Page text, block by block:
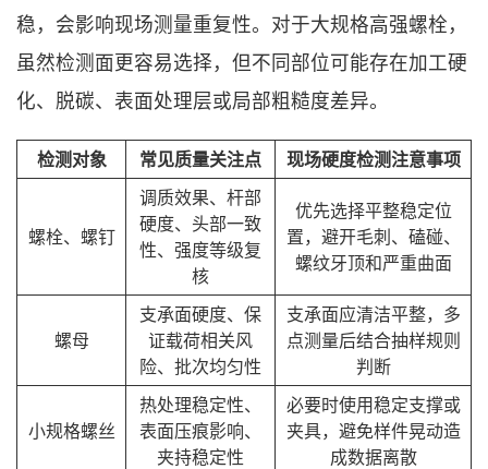
稳，会影响现场测量重复性。对于大规格高强螺栓，
虽然检测面更容易选择，但不同部位可能存在加工硬
化、脱碳、表面处理层或局部粗糙度差异。
检测对象 常见质量关注点 现场硬度检测注意事项
螺栓、螺钉
调质效果、杆部
硬度、头部一致
性、强度等级复
核
优先选择平整稳定位
置，避开毛刺、磕碰、
螺纹牙顶和严重曲面
螺母
支承面硬度、保
证载荷相关风
险、批次均匀性
支承面应清洁平整，多
点测量后结合抽样规则
判断
小规格螺丝
热处理稳定性、
表面压痕影响、
夹持稳定性
必要时使用稳定支撑或
夹具，避免样件晃动造
成数据离散